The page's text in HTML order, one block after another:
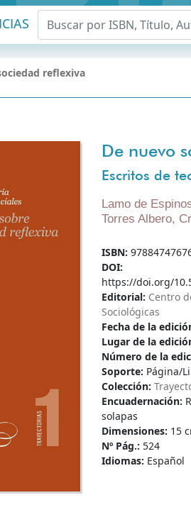
reflexiva
De nuevo
Escritos de
Lamo de
Torres Albero,
ISBN:
DOI:
https://doi.org/
Editorial: Centro
Sociológicas
Fecha de la
Lugar de la
Número de la
Soporte: Página/
Colección:
Encuadernación:
solapas
Dimensiones: 15
Nº Pág.: 524
Idiomas: Español